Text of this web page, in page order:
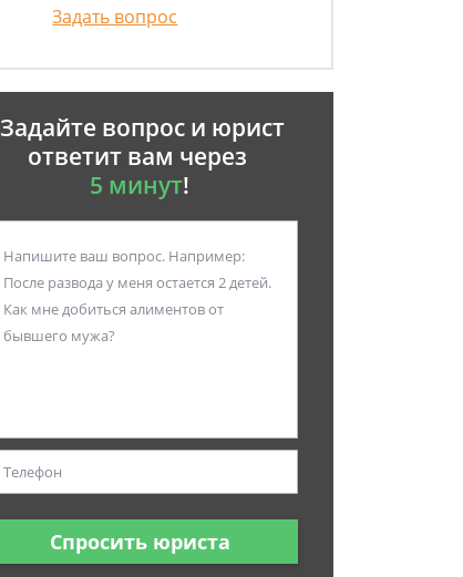
Задать вопрос
Задайте вопрос и юрист
ответит вам через
5 минут!
Спросить юриста